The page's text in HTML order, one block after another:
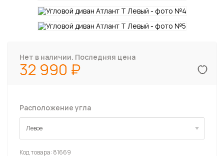
Нет в наличии. Последняя цена
32 990
Расположение угла
Левое
Левое
Код товара: 81669